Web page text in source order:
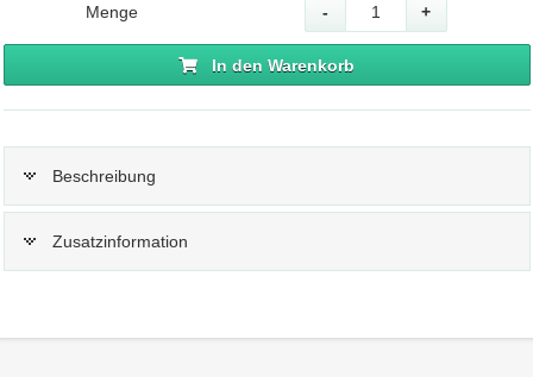
Menge - +
In den Warenkorb
Beschreibung
Zusatzinformation